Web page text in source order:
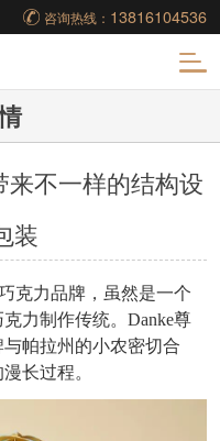
咨询热线： 13816104536
不一样的结构设
装
克力品牌，虽然是一个
力制作传统。Danke尊
帕拉州的小农密切合
长过程。